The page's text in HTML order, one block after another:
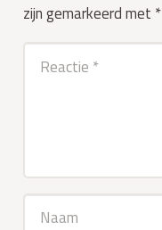
zijn gemarkeerd met *